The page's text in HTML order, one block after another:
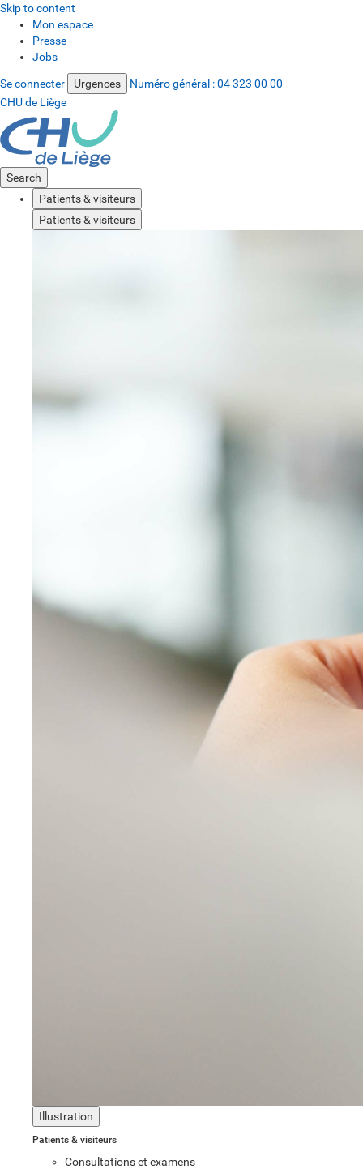
Skip to content
Mon espace
Presse
Jobs
Se connecter Urgences Numéro général :04 323 00 00
CHU de Liège
Search
Patients & visiteurs
Patients & visiteurs
Illustration
Patients & visiteurs
Consultations et examens